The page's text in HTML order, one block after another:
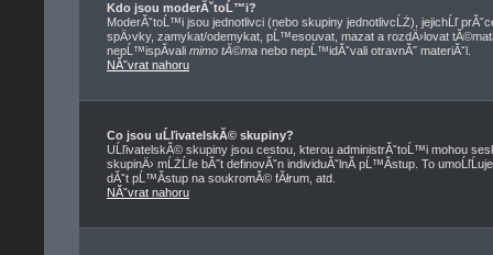
Kdo jsou moderĂˇtoĹ™i?
ModerĂˇtoĹ™i jsou jednotlivci (nebo skupiny jednotlivcĹŻ), jejichĹľ
spÄ›vky, zamykat/odemykat, pĹ™esouvat, mazat a rozdÄ›lovat
nepĹ™ispĂ­vali mimo tĂ©ma nebo nepĹ™idĂˇvali otravnĂ˝ materiĂˇl.
NĂˇvrat nahoru
Co jsou uĹľivatelskĂ© skupiny?
UĹľivatelskĂ© skupiny jsou cestou, kterou administrĂˇtoĹ™i mohou
skupinÄ› mĹŻĹľe bĂ˝t definovĂˇn individuĂˇlnĂ­ pĹ™Ă­stup. To
dĂˇt pĹ™Ă­stup na soukromĂ© fĂłrum, atd.
NĂˇvrat nahoru